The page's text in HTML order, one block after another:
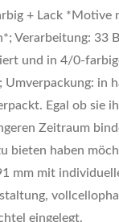
+ Lack *Motive
Verarbeitung: 33
und in 4/0-
Umverpackung: in
Egal ob sie
Zeitraum
bieten haben
mm mit
eingelegt.